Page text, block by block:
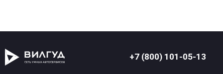
+7 (800) 101-05-13